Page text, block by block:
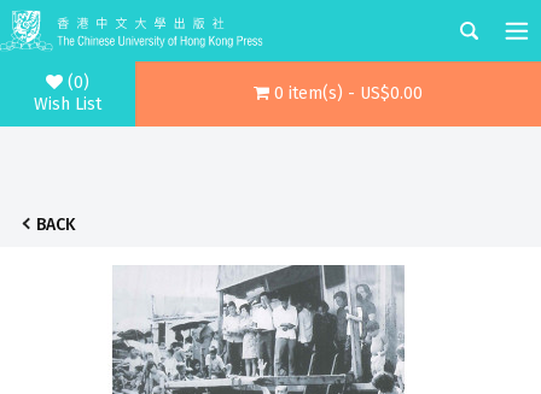
(0)
Wish List
0 item(s) - US$0.00
BACK